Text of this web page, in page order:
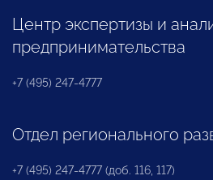
Центр экспертизы и
предпринимательства
+7 (495) 247-4777
Отдел регионального
+7 (495) 247-4777 (доб. 116, 117)